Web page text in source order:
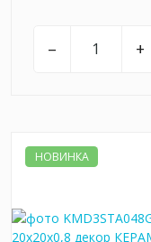
– +
НОВИНКА